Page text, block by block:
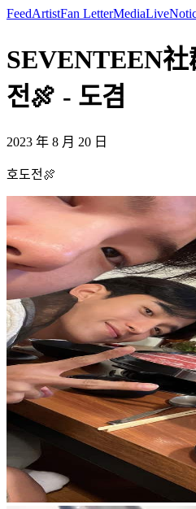
FeedArtistFan LetterMediaLive
SEVENTEEN社
전🍖 - 도겸
2023 年 8 月 20 日
호도전🍖